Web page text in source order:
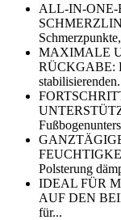
ALL-IN-ONE-
MAXIMALE
RÜCKGABE:
Polsterung
IDEAL FÜR
AUF DEN
für...